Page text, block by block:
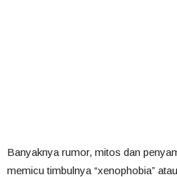
Banyaknya rumor, mitos dan
memicu timbulnya “xenophobia”